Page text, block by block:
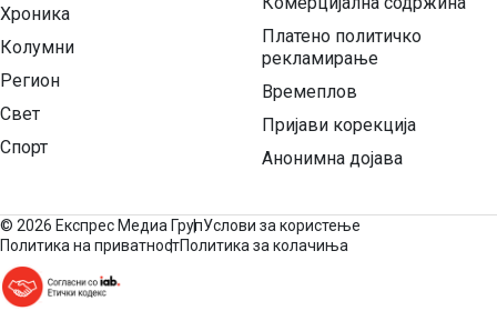
Хроника
Колумни
Регион
Свет
Спорт
Платено политичко
рекламирање
Времеплов
Пријави корекција
Анонимна дојава
© 2026 Експрес Медиа ГрупУслови за користење
Политика на приватностПолитика за колачиња